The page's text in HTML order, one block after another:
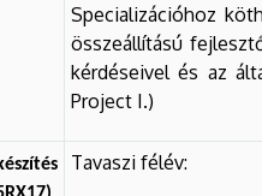
Specializációhoz
összeállítású
kérdéseivel és az
Project I.)
Tavaszi félév: